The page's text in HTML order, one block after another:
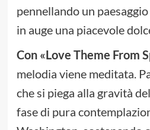
pennellando un
in auge una piacevole
Con «Love Theme From
melodia viene meditata.
che si piega alla gravità
fase di pura